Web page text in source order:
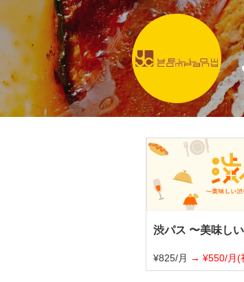
渋パス 〜美味し
¥825/月 ¥550/月(